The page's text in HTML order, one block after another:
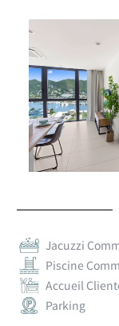
Jacuzzi
Piscine
Accueil
Parking